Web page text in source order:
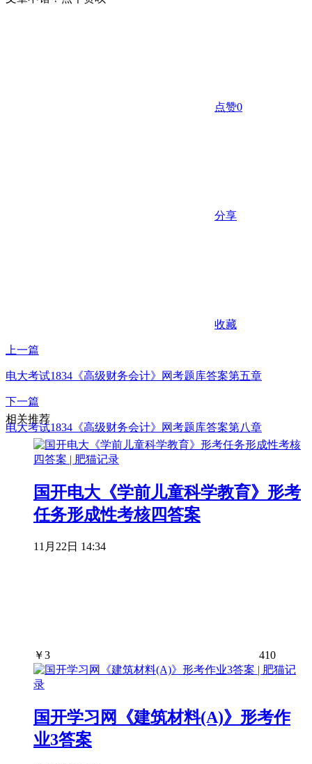
点赞0
分享
收藏
上一篇
电大考试1834《高级财务会计》网考题库答案第五章
下一篇
电大考试1834《高级财务会计》网考题库答案第八章
相关推荐
国开电大《学前儿童科学教育》形考
任务形成性考核四答案
11月22日 14:34
￥3 410
国开学习网《建筑材料(A)》形考作
业3答案